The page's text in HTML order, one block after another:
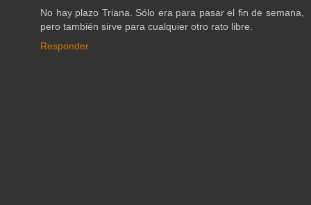
No hay plazo Triana. Sólo era para pasar el fin de semana,
pero también sirve para cualquier otro rato libre.
Responder